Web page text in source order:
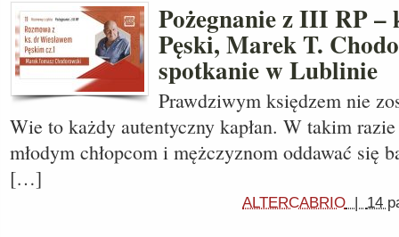
Pożegnanie z III RP –
Pęski, Marek T.
spotkanie w Lublinie
Prawdziwym księdzem nie
Wie to każdy autentyczny kapłan. W takim
młodym chłopcom i mężczyznom oddawać się
[…]
ALTERCABRIO | 14